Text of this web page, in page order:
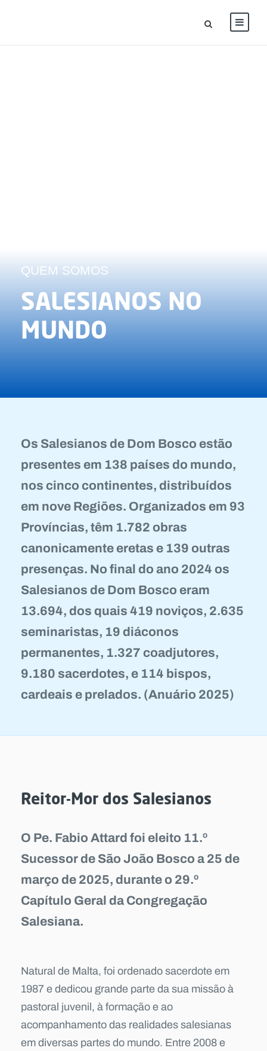
QUEM SOMOS
SALESIANOS NO
MUNDO
Os Salesianos de Dom Bosco estão
presentes em 138 países do mundo,
nos cinco continentes, distribuídos
em nove Regiões. Organizados em 93
Províncias, têm 1.782 obras
canonicamente eretas e 139 outras
presenças. No final do ano 2024 os
Salesianos de Dom Bosco eram
13.694, dos quais 419 noviços, 2.635
seminaristas, 19 diáconos
permanentes, 1.327 coadjutores,
9.180 sacerdotes, e 114 bispos,
cardeais e prelados. (Anuário 2025)
Reitor-Mor dos Salesianos
O Pe. Fabio Attard foi eleito 11.º
Sucessor de São João Bosco a 25 de
março de 2025, durante o 29.º
Capítulo Geral da Congregação
Salesiana.
Natural de Malta, foi ordenado sacerdote em
1987 e dedicou grande parte da sua missão à
pastoral juvenil, à formação e ao
acompanhamento das realidades salesianas
em diversas partes do mundo. Entre 2008 e